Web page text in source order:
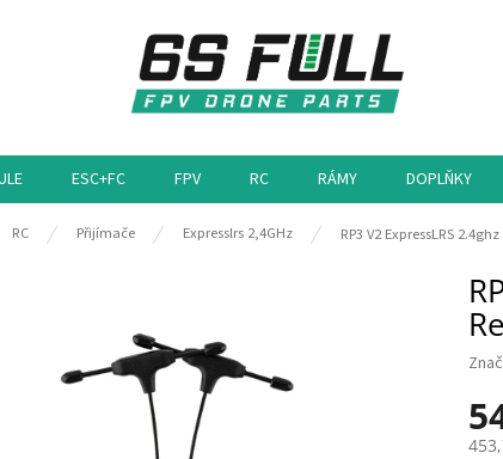
ESC+FC FPV RC RÁMY DOPLŇKY
RC Přijímače Expresslrs 2,4GHz RP3 V2 ExpressLRS